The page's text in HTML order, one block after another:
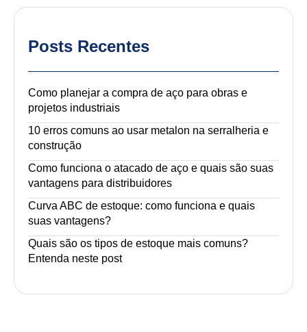
Posts Recentes
Como planejar a compra de aço para obras e
projetos industriais
10 erros comuns ao usar metalon na serralheria e
construção
Como funciona o atacado de aço e quais são suas
vantagens para distribuidores
Curva ABC de estoque: como funciona e quais
suas vantagens?
Quais são os tipos de estoque mais comuns?
Entenda neste post